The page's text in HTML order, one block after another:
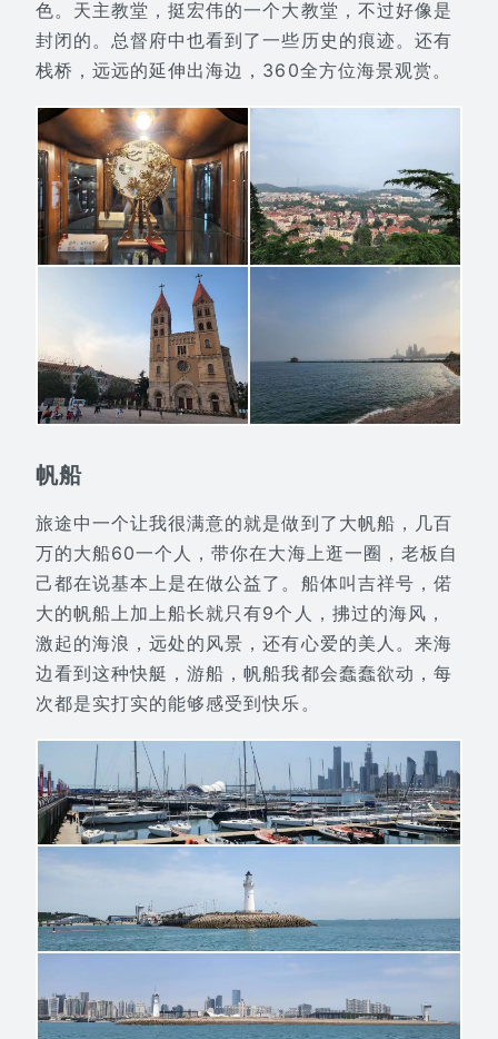
色。天主教堂，挺宏伟的一个大教堂，不过好像是
封闭的。总督府中也看到了一些历史的痕迹。还有
栈桥，远远的延伸出海边，360全方位海景观赏。
帆船
旅途中一个让我很满意的就是做到了大帆船，几百
万的大船60一个人，带你在大海上逛一圈，老板自
己都在说基本上是在做公益了。船体叫吉祥号，偌
大的帆船上加上船长就只有9个人，拂过的海风，
激起的海浪，远处的风景，还有心爱的美人。来海
边看到这种快艇，游船，帆船我都会蠢蠢欲动，每
次都是实打实的能够感受到快乐。